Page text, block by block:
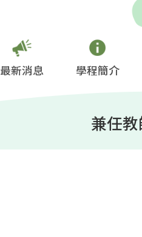
最新消息 學程簡介
兼任